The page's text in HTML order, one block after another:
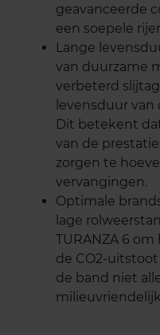
geavanceerde
een soepele
Lange
van duurzame
verbeterd
levensduur
Dit betekent
van de
zorgen te
vervangingen.
Optimale
lage
TURANZA 6
de CO2-
de band niet